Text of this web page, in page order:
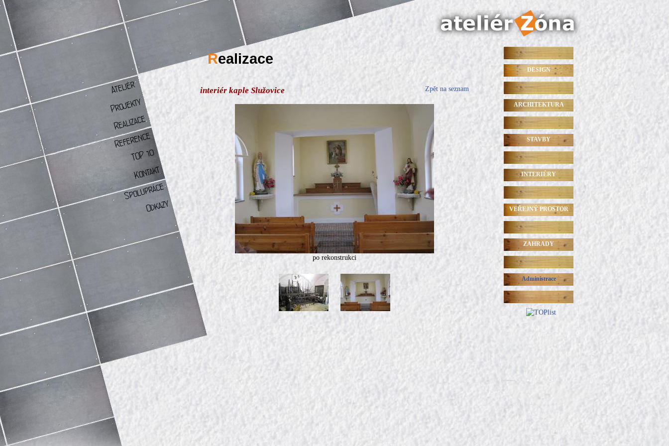
Realizace
Zpět na seznam
interiér kaple Služovice
po rekonstrukci
DESIGN
ARCHITEKTURA
STAVBY
INTERIÉRY
VEŘEJNÝ PROSTOR
ZAHRADY
Administrace